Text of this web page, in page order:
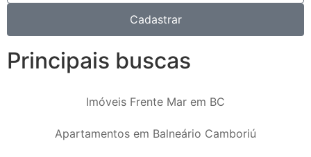
Cadastrar
Principais buscas
Imóveis Frente Mar em BC
Apartamentos em Balneário Camboriú